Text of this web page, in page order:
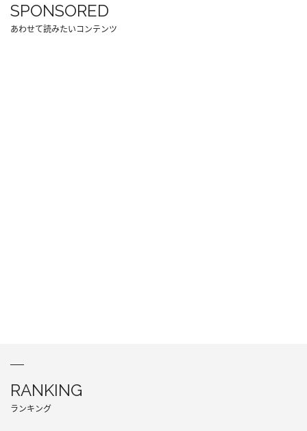
SPONSORED
あわせて読みたいコンテンツ
RANKING
ランキング